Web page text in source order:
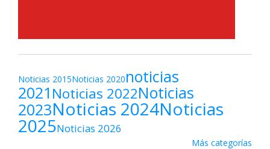
Noticias 2015Noticias 2020noticias
2021Noticias 2022Noticias
2023Noticias 2024Noticias
2025Noticias 2026
Más categorías